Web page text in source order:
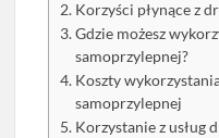
Korzyści płynące z
Gdzie możesz
samoprzylepnej?
Koszty
samoprzylepnej
Korzystanie z usług